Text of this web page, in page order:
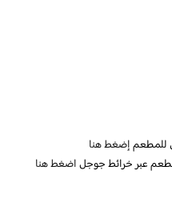
للمطعمإضغط هنا
عبر خرائط جوجلاضغط هنا